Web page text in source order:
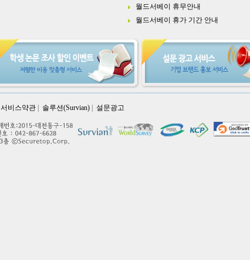
월드서베이 휴무안내
월드서베이 휴가 기간 안내
서비스약관| 솔루션(Survian)| 설문광고